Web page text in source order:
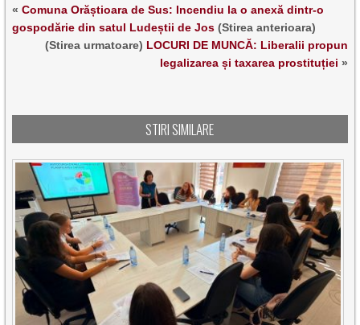
«Comuna Orăștioara de Sus: Incendiu la o anexă dintr-o
gospodărie din satul Ludeștii de Jos (Stirea anterioara)
(Stirea urmatoare) LOCURI DE MUNCĂ: Liberalii propun
legalizarea și taxarea prostituției »
STIRI SIMILARE